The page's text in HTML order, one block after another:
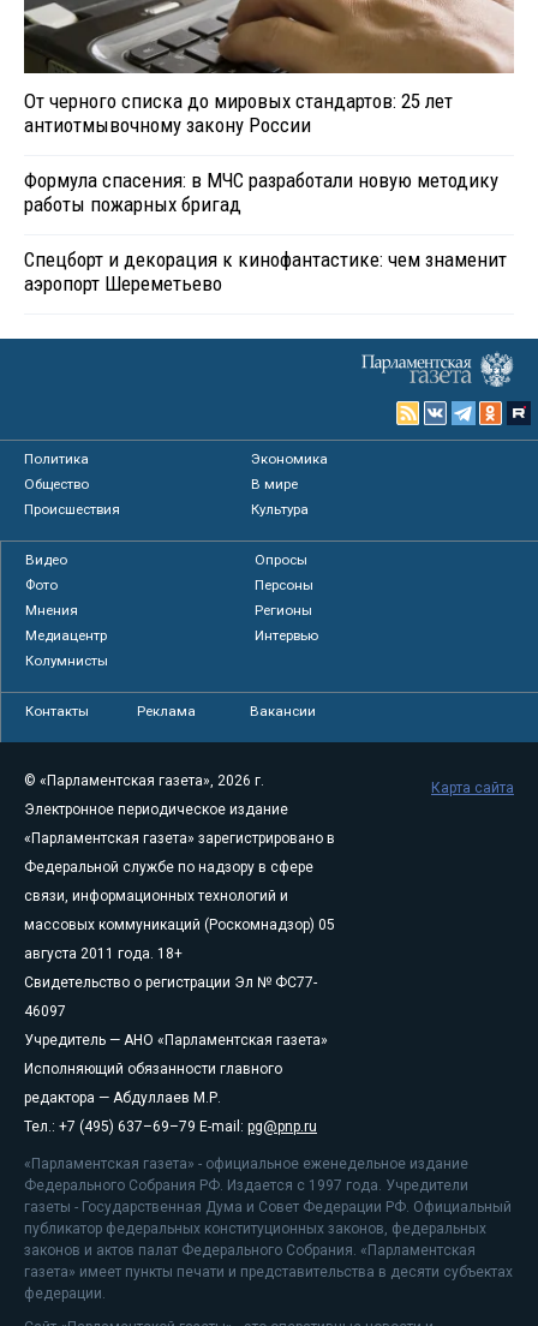
От черного списка до мировых стандартов: 25 лет
антиотмывочному закону России
Формула спасения: в МЧС разработали новую методику
работы пожарных бригад
Спецборт и декорация к кинофантастике: чем знаменит
аэропорт Шереметьево
Политика
Экономика
Общество
В мире
Происшествия
Культура
Видео
Опросы
Фото
Персоны
Мнения
Регионы
Медиацентр
Интервью
Колумнисты
Контакты Реклама Вакансии
© «Парламентская газета», 2026 г.
Электронное периодическое издание
«Парламентская газета» зарегистрировано в
Федеральной службе по надзору в сфере
связи, информационных технологий и
массовых коммуникаций (Роскомнадзор) 05
августа 2011 года. 18+
Свидетельство о регистрации Эл № ФС77-
46097
Учредитель — АНО «Парламентская газета»
Исполняющий обязанности главного
редактора — Абдуллаев М.Р.
Тел.: +7 (495) 637–69–79 E-mail: pg@pnp.ru
«Парламентская газета» - официальное еженедельное издание
Федерального Собрания РФ. Издается с 1997 года. Учредители
газеты - Государственная Дума и Совет Федерации РФ. Официальный
публикатор федеральных конституционных законов, федеральных
законов и актов палат Федерального Собрания. «Парламентская
газета» имеет пункты печати и представительства в десяти субъектах
федерации.
Карта сайта